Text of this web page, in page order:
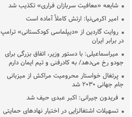
شایعه «معافیت سربازان فراری» تکذیب شد
امیر اکرمی‌نیا: ارتش کاملاً آماده است
روایت گاردین از «دیپلماسی کودکستانی» ترامپ
در برابر ایران
میراسماعیلی: با دستور وزیر، اتفاق بزرگی برای
جودو رخ می‌دهد/ به کادرفنی و تیم ایمان دارم
پرتغال خواستار محرومیت مراکش از میزبانی
جام جهانی ۲۰۳۰ شد
فریدون جیرانی: اکبر عبدی حیف شد
تسهیلات اشتغالزایی در اختیار نهادهای حمایتی